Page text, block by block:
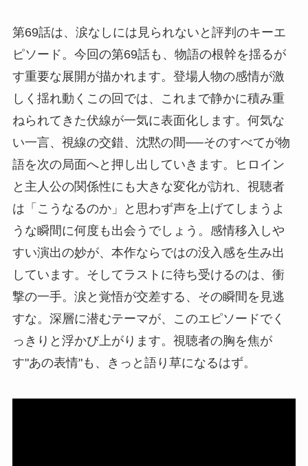
第69話は、涙なしには見られないと評判のキーエ
ピソード。今回の第69話も、物語の根幹を揺るが
す重要な展開が描かれます。登場人物の感情が激
しく揺れ動くこの回では、これまで静かに積み重
ねられてきた伏線が一気に表面化します。何気な
い一言、視線の交錯、沈黙の間──そのすべてが物
語を次の局面へと押し出していきます。ヒロイン
と主人公の関係性にも大きな変化が訪れ、視聴者
は「こうなるのか」と思わず声を上げてしまうよ
うな瞬間に何度も出会うでしょう。感情移入しや
すい演出の妙が、本作ならではの没入感を生み出
しています。そしてラストに待ち受けるのは、衝
撃の一手。涙と覚悟が交差する、その瞬間を見逃
すな。深層に潜むテーマが、このエピソードでく
っきりと浮かび上がります。視聴者の胸を焦が
す"あの表情"も、きっと語り草になるはず。